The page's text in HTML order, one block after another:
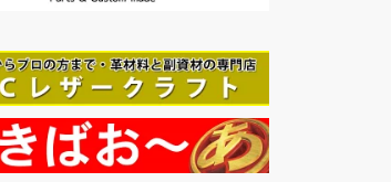
(2026年8月5日 12:49
で買う